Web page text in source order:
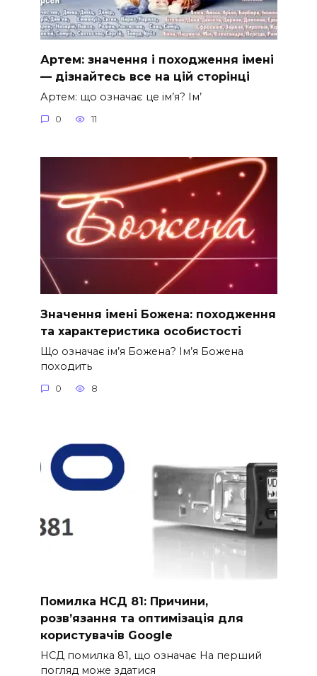
Артем: значення і походження імені
— дізнайтесь все на цій сторінці
Артем: що означає це ім’я? Ім’
0 11
Значення імені Божена: походження
та характеристика особистості
Що означає ім’я Божена? Ім’я Божена
походить
0 8
Помилка НСД 81: Причини,
розв’язання та оптимізація для
користувачів Google
НСД помилка 81, що означає На перший
погляд може здатися